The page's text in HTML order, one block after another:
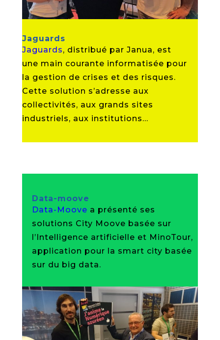
Jaguards
Jaguards, distribué par Janua, est
une main courante informatisée pour
la gestion de crises et des risques.
Cette solution s’adresse aux
collectivités, aux grands sites
industriels, aux institutions…
Data-moove
Data-Moove a présenté ses
solutions City Moove basée sur
l’Intelligence artificielle et MinoTour,
application pour la smart city basée
sur du big data.